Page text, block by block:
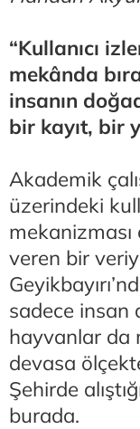
“Kullanıcı
mekânda
insanın
bir kayıt, bir
Akademik
üzerindeki
mekanizması
veren bir
sadece insan
hayvanlar da
devasa
Şehirde
burada.